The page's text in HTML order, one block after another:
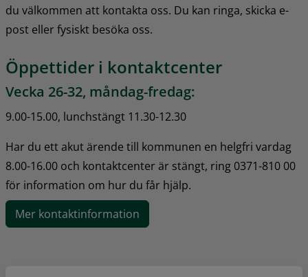
du välkommen att kontakta oss. Du kan ringa, skicka e-
post eller fysiskt besöka oss.
Öppettider i kontaktcenter
Vecka 26-32, måndag-fredag:
9.00-15.00, lunchstängt 11.30-12.30
Har du ett akut ärende till kommunen en helgfri vardag
8.00-16.00 och kontaktcenter är stängt, ring 0371-810 00
för information om hur du får hjälp.
Mer kontaktinformation